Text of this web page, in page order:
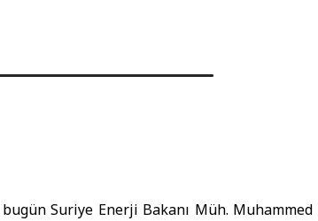
Suriye Enerji Bakanı Müh. Muhammed